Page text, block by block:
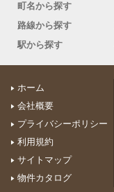
町名から探す
路線から探す
駅から探す
ホーム
会社概要
プライバシーポリシー
利用規約
サイトマップ
物件カタログ